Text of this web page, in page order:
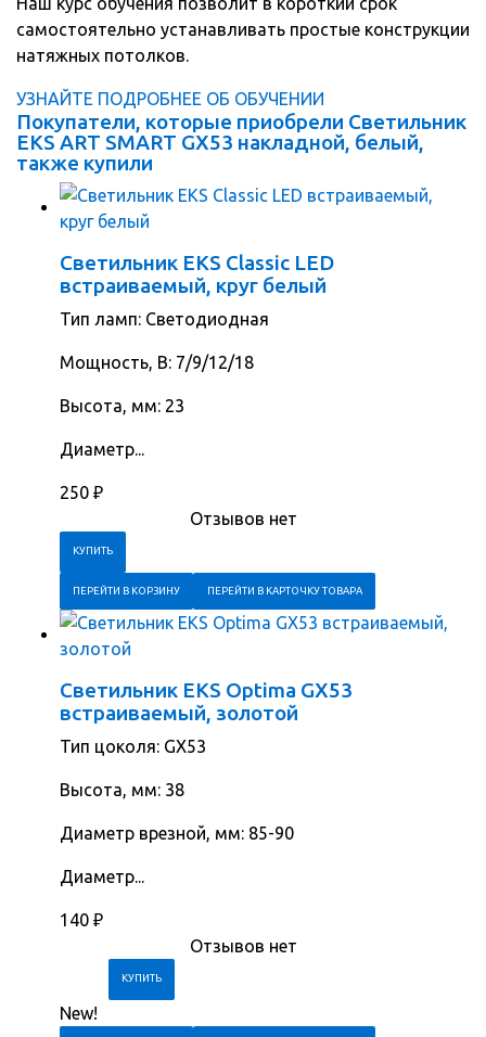
самостоятельно устанавливать простые конструкции
натяжных потолков.
УЗНАЙТЕ ПОДРОБНЕЕ ОБ ОБУЧЕНИИ
Покупатели, которые приобрели Светильник
EKS ART SMART GX53 накладной, белый,
также купили
Светильник EKS Classic LED
встраиваемый, круг белый
Тип ламп: Светодиодная
Мощность, В: 7/9/12/18
Высота, мм: 23
Диаметр...
250 ₽
Отзывов нет
ПЕРЕЙТИ В КОРЗИНУ ПЕРЕЙТИ В КАРТОЧКУ ТОВАРА
Светильник EKS Optima GX53
встраиваемый, золотой
Тип цоколя: GX53
Высота, мм: 38
Диаметр врезной, мм: 85-90
Диаметр...
140 ₽
Отзывов нет
New!